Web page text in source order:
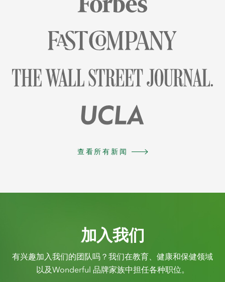
查看所有新闻
加入我们
有兴趣加入我们的团队吗？我们在教育、健康和保健领域
以及Wonderful 品牌家族中担任各种职位。